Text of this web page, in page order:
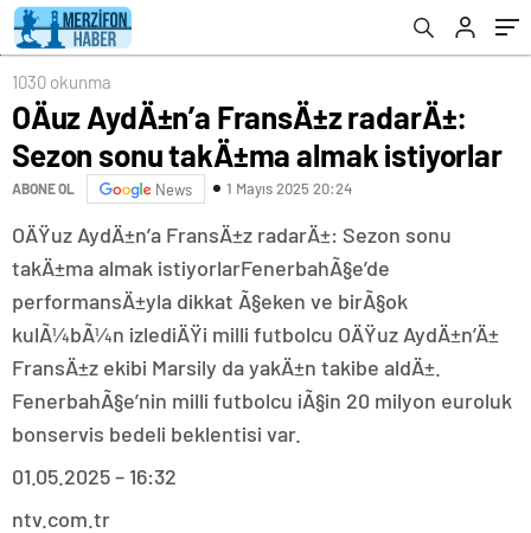
1030 okunma
OÄuz AydÄ±n’a FransÄ±z radarÄ±:
Sezon sonu takÄ±ma almak istiyorlar
ABONE OL News 1 Mayıs 2025 20:24
OÄŸuz AydÄ±n’a FransÄ±z radarÄ±: Sezon sonu
takÄ±ma almak istiyorlarFenerbahÃ§e’de
performansÄ±yla dikkat Ã§eken ve birÃ§ok
kulÃ¼bÃ¼n izlediÄŸi milli futbolcu OÄŸuz AydÄ±n’Ä±
FransÄ±z ekibi Marsily da yakÄ±n takibe aldÄ±.
FenerbahÃ§e’nin milli futbolcu iÃ§in 20 milyon euroluk
bonservis bedeli beklentisi var.
01.05.2025 – 16:32
ntv.com.tr